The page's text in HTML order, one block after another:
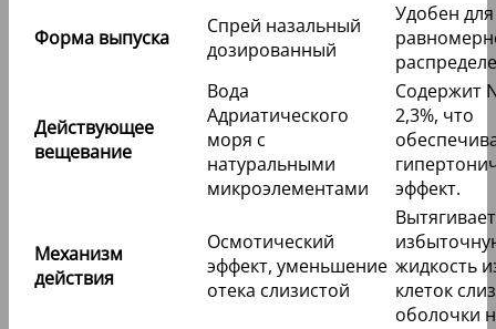
Форма выпуска
Спрей назальный
дозированный
Удобен для
Действующее
вещевание
Вода
Адриатического
моря с
натуральными
микроэлементами
Содержит
2,3%, что
эффект.
Механизм
действия
Осмотический
эффект, уменьшение
отека слизистой
Вытягивает
жидкость
клеток
оболочки